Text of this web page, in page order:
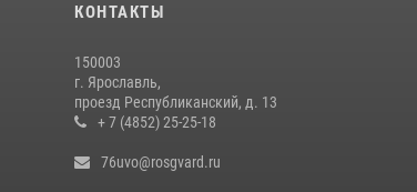
КОНТАКТЫ
150003
г. Ярославль,
проезд Республиканский, д. 13
+ 7 (4852) 25-25-18
76uvo@rosgvard.ru